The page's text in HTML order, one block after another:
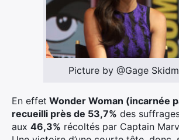
Picture by @Gage
En effet Wonder Woman (incarnée
recueilli près de 53,7% des
aux 46,3% récoltés par Captain